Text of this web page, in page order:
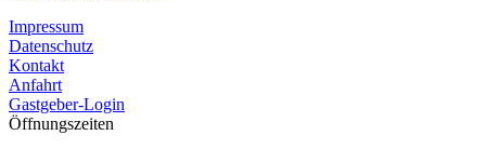
Impressum
Datenschutz
Kontakt
Anfahrt
Gastgeber-Login
Öffnungszeiten